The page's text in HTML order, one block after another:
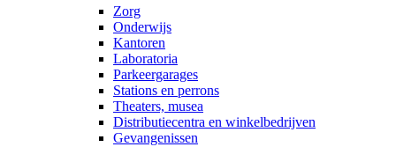
Zorg
Onderwijs
Kantoren
Laboratoria
Parkeergarages
Stations en perrons
Theaters, musea
Distributiecentra en winkelbedrijven
Gevangenissen